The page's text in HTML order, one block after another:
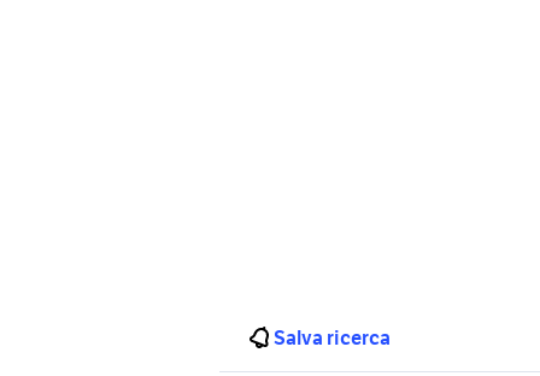
Salva ricerca